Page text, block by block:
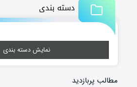
دسته بندی
نمایش دسته بندی
مطالب پربازدید